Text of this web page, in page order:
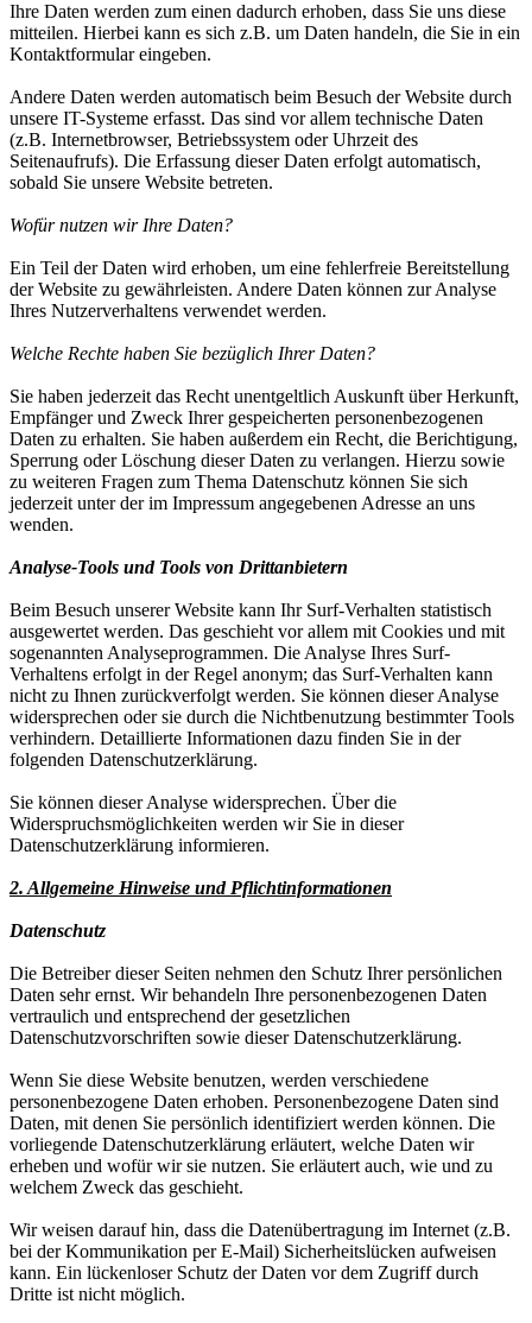
Ihre Daten werden zum einen dadurch erhoben, dass Sie uns diese
mitteilen. Hierbei kann es sich z.B. um Daten handeln, die Sie in ein
Kontaktformular eingeben.
Andere Daten werden automatisch beim Besuch der Website durch
unsere IT-Systeme erfasst. Das sind vor allem technische Daten
(z.B. Internetbrowser, Betriebssystem oder Uhrzeit des
Seitenaufrufs). Die Erfassung dieser Daten erfolgt automatisch,
sobald Sie unsere Website betreten.
Wofür nutzen wir Ihre Daten?
Ein Teil der Daten wird erhoben, um eine fehlerfreie Bereitstellung
der Website zu gewährleisten. Andere Daten können zur Analyse
Ihres Nutzerverhaltens verwendet werden.
Welche Rechte haben Sie bezüglich Ihrer Daten?
Sie haben jederzeit das Recht unentgeltlich Auskunft über Herkunft,
Empfänger und Zweck Ihrer gespeicherten personenbezogenen
Daten zu erhalten. Sie haben außerdem ein Recht, die Berichtigung,
Sperrung oder Löschung dieser Daten zu verlangen. Hierzu sowie
zu weiteren Fragen zum Thema Datenschutz können Sie sich
jederzeit unter der im Impressum angegebenen Adresse an uns
wenden.
Analyse-Tools und Tools von Drittanbietern
Beim Besuch unserer Website kann Ihr Surf-Verhalten statistisch
ausgewertet werden. Das geschieht vor allem mit Cookies und mit
sogenannten Analyseprogrammen. Die Analyse Ihres Surf-
Verhaltens erfolgt in der Regel anonym; das Surf-Verhalten kann
nicht zu Ihnen zurückverfolgt werden. Sie können dieser Analyse
widersprechen oder sie durch die Nichtbenutzung bestimmter Tools
verhindern. Detaillierte Informationen dazu finden Sie in der
folgenden Datenschutzerklärung.
Sie können dieser Analyse widersprechen. Über die
Widerspruchsmöglichkeiten werden wir Sie in dieser
Datenschutzerklärung informieren.
2. Allgemeine Hinweise und Pflichtinformationen
Datenschutz
Die Betreiber dieser Seiten nehmen den Schutz Ihrer persönlichen
Daten sehr ernst. Wir behandeln Ihre personenbezogenen Daten
vertraulich und entsprechend der gesetzlichen
Datenschutzvorschriften sowie dieser Datenschutzerklärung.
Wenn Sie diese Website benutzen, werden verschiedene
personenbezogene Daten erhoben. Personenbezogene Daten sind
Daten, mit denen Sie persönlich identifiziert werden können. Die
vorliegende Datenschutzerklärung erläutert, welche Daten wir
erheben und wofür wir sie nutzen. Sie erläutert auch, wie und zu
welchem Zweck das geschieht.
Wir weisen darauf hin, dass die Datenübertragung im Internet (z.B.
bei der Kommunikation per E-Mail) Sicherheitslücken aufweisen
kann. Ein lückenloser Schutz der Daten vor dem Zugriff durch
Dritte ist nicht möglich.